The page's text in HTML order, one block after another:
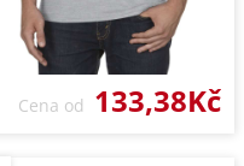
Cena od 133,38Kč